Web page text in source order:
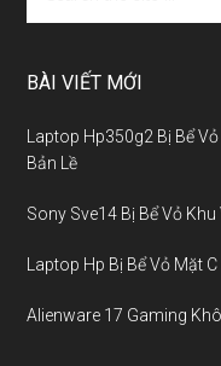
BÀI VIẾT MỚI
Laptop Hp350g2 Bị Bể
Bản Lề
Sony Sve14 Bị Bể Vỏ Khu
Laptop Hp Bị Bể Vỏ Mặt
Alienware 17 Gaming